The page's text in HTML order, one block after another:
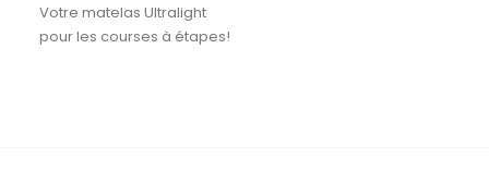
Votre matelas Ultralight
pour les courses à étapes!